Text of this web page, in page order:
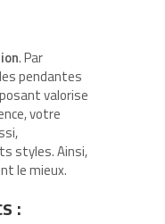
. Par
pendantes
valorise
votre
styles. Ainsi,
le mieux.
: